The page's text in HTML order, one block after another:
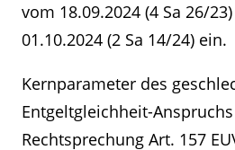
vom 18.09.2024 (4 Sa 26/
01.10.2024 (2 Sa 14/24) ein.
Kernparameter des
Entgeltgleichheit-
Rechtsprechung Art. 157